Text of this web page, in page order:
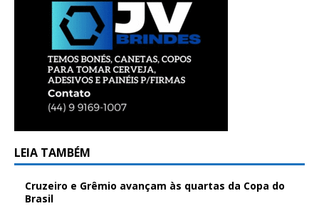
LEIA TAMBÉM
Cruzeiro e Grêmio avançam às quartas da Copa do
Brasil